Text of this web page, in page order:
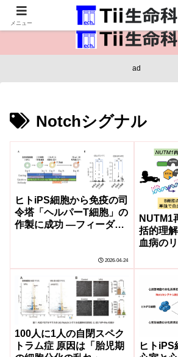
医療保健・生命・生物の情報イ
ad
Notchシグナル
ヒトiPS細胞から免疫の司
令塔「ヘルパーT細胞」の
作製に成功 ―フィーダー
2026-04-24
NUTM1
括的理
血病の
100人に1人の自閉スペク
トラム症 原因は「胎児期
ヒトiPS
メニュー